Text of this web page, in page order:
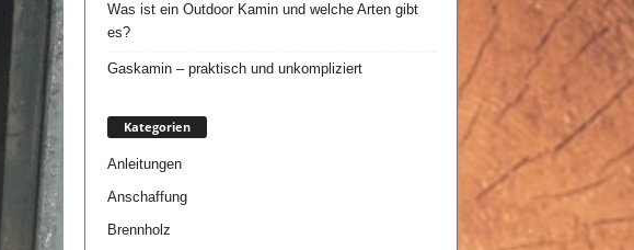
Was ist ein Outdoor Kamin und welche Arten gibt
es?
Gaskamin – praktisch und unkompliziert
Kategorien
Anleitungen
Anschaffung
Brennholz